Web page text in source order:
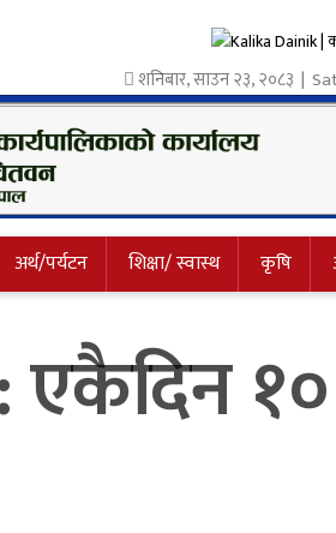
शनिबार,साउन२३,२०८३ |
अर्थ/पर्यटन शिक्षा/ स्वास्थ कृषि
१०